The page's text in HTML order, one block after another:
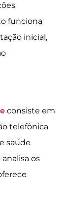
funciona
inicial,
consiste em
telefônica
saúde
os